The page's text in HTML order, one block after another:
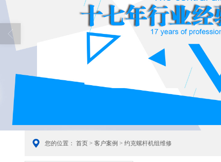
您的位置： 首页 > 客户案例 > 约克螺杆机组维修